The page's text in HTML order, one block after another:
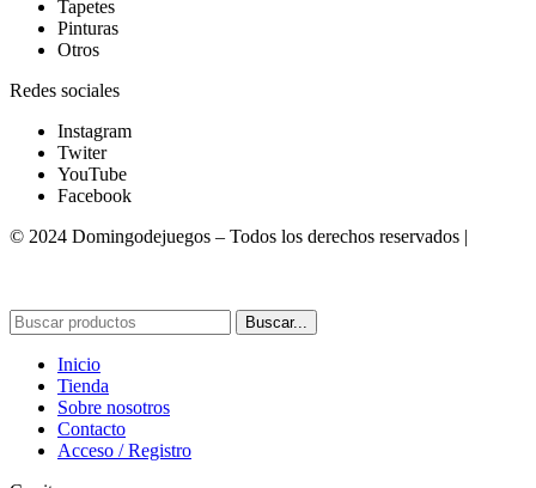
Tapetes
Pinturas
Otros
Redes sociales
Instagram
Twiter
YouTube
Facebook
© 2024 Domingodejuegos – Todos los derechos reservados |
Buscar...
Inicio
Tienda
Sobre nosotros
Contacto
Acceso / Registro